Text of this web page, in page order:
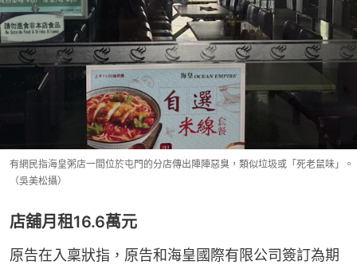
有網民指海皇粥店一間位於屯門的分店傳出陣陣惡臭，類似垃圾或「死老鼠味」。
（吳美松攝）
店舖月租16.6萬元
原告在入稟狀指，原告和海皇國際有限公司簽訂為期